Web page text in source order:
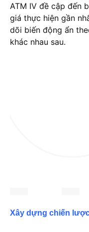
ATM IV đề cập đến
giá thực hiện gần
dõi biến động ẩn
khác nhau sau.
Xây dựng chiến